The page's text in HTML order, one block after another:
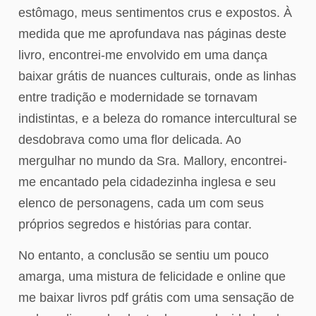
estômago, meus sentimentos crus e expostos. À
medida que me aprofundava nas páginas deste
livro, encontrei-me envolvido em uma dança
baixar grátis de nuances culturais, onde as linhas
entre tradição e modernidade se tornavam
indistintas, e a beleza do romance intercultural se
desdobrava como uma flor delicada. Ao
mergulhar no mundo da Sra. Mallory, encontrei-
me encantado pela cidadezinha inglesa e seu
elenco de personagens, cada um com seus
próprios segredos e histórias para contar.
No entanto, a conclusão se sentiu um pouco
amarga, uma mistura de felicidade e online que
me baixar livros pdf grátis com uma sensação de